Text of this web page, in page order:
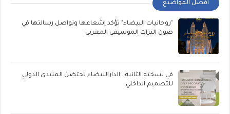
أفضل المواضيع
"روحانيات البيضاء" تؤكد إشعاعها وتواصل رسالتها في
صون التراث الموسيقي المغربي
في نسخته الثانية.. الدارالبيضاء تحتضن المنتدى الدولي
للتصميم الداخلي